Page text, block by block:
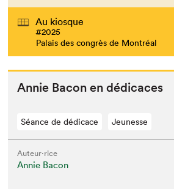
Au kiosque
#2025
Palais des congrès de Montréal
Annie Bacon en dédicaces
Séance de dédicace Jeunesse
Auteur·rice
Annie Bacon